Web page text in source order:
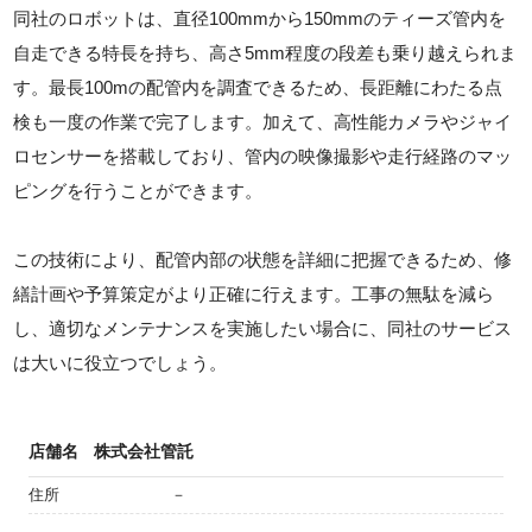
同社のロボットは、直径100mmから150mmのティーズ管内を
自走できる特長を持ち、高さ5mm程度の段差も乗り越えられま
す。最長100mの配管内を調査できるため、長距離にわたる点
検も一度の作業で完了します。加えて、高性能カメラやジャイ
ロセンサーを搭載しており、管内の映像撮影や走行経路のマッ
ピングを行うことができます。
この技術により、配管内部の状態を詳細に把握できるため、修
繕計画や予算策定がより正確に行えます。工事の無駄を減ら
し、適切なメンテナンスを実施したい場合に、同社のサービス
は大いに役立つでしょう。
店舗名 株式会社管託
住所 －